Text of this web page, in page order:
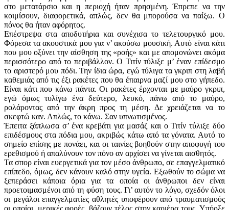
στο μετατάρσιο και η περιοχή ήταν πρησμένη. Έπρεπε να την
κοιμίσουν, διαφορετικά, απλώς, δεν θα μπορούσα να παίξω. Ο
πόνος θα ήταν αφόρητος.
Επέστρεψα στα αποδυτήρια και συνέχισα το τελετουργικό μου.
Φόρεσα τα ακουστικά μου για ν’ ακούσω μουσική. Αυτό είναι κάτι
που μου οξύνει την αίσθηση της «ροής» και με απομονώνει ακόμα
περισσότερο από το περιβάλλον. Ο Τιτίν τύλιξε μ’ έναν επίδεσμο
το αριστερό μου πόδι. Την ίδια ώρα, εγώ τύλιγα τα γκριπ στη λαβή
καθεμιάς από τις έξι ρακέτες που θα έπαιρνα μαζί μου στο γήπεδο.
Είναι κάτι που κάνω πάντα. Οι ρακέτες έρχονται με μαύρο γκριπ,
εγώ όμως τυλίγω ένα δεύτερο, λευκό, πάνω από το μαύρο,
ρολάροντας από την άκρη προς τη μέση. Δε χρειάζεται να το
σκεφτώ καν. Απλώς, το κάνω. Σαν υπνωτισμένος.
Έπειτα ξάπλωσα σ’ ένα κρεβάτι για μασάζ και ο Τιτίν τύλιξε δύο
επιδέσμους στα πόδια μου, ακριβώς κάτω από τα γόνατα. Αυτό το
σημείο επίσης με πονάει, και οι ταινίες βοηθούν στην αποφυγή του
ερεθισμού ή απαλύνουν τον πόνο αν αρχίσει να γίνεται αισθητός.
Τα σπορ είναι ευεργετικά για τον μέσο άνθρωπο, σε επαγγελματικό
επίπεδο, όμως, δεν κάνουν καλό στην υγεία. Εξωθούν το σώμα να
ξεπεράσει κάποια όρια για τα οποία οι άνθρωποι δεν είναι
προετοιμασμένοι από τη φύση τους. Γι’ αυτόν το λόγο, σχεδόν όλοι
οι μεγάλοι επαγγελματίες αθλητές υποφέρουν από τραυματισμούς